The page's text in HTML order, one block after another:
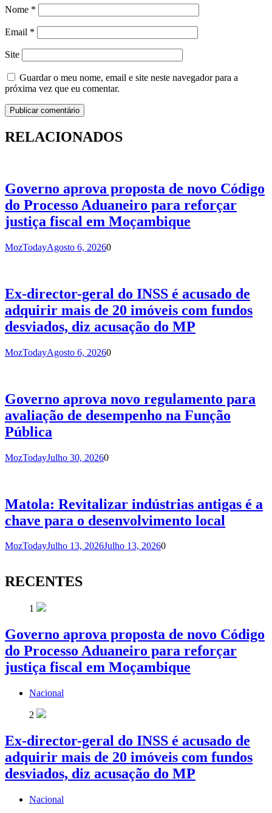
Nome *
Email *
Site
Guardar o meu nome, email e site neste navegador para a
próxima vez que eu comentar.
RELACIONADOS
Governo aprova proposta de novo Código
do Processo Aduaneiro para reforçar
justiça fiscal em Moçambique
MozTodayAgosto 6, 20260
Ex-director-geral do INSS é acusado de
adquirir mais de 20 imóveis com fundos
desviados, diz acusação do MP
MozTodayAgosto 6, 20260
Governo aprova novo regulamento para
avaliação de desempenho na Função
Pública
MozTodayJulho 30, 20260
Matola: Revitalizar indústrias antigas é a
chave para o desenvolvimento local
MozTodayJulho 13, 2026Julho 13, 20260
RECENTES
1
Governo aprova proposta de novo Código
do Processo Aduaneiro para reforçar
justiça fiscal em Moçambique
Nacional
2
Ex-director-geral do INSS é acusado de
adquirir mais de 20 imóveis com fundos
desviados, diz acusação do MP
Nacional